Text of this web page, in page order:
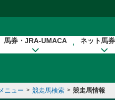
馬券・JRA-UMACA ネット馬
ニュー > 競走馬検索 > 競走馬情報